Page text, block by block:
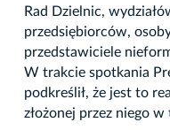
Rad Dzielnic,
przedsiębiorców,
przedstawiciele
W trakcie spotkania
podkreślił, że jest to
złożonej przez niego